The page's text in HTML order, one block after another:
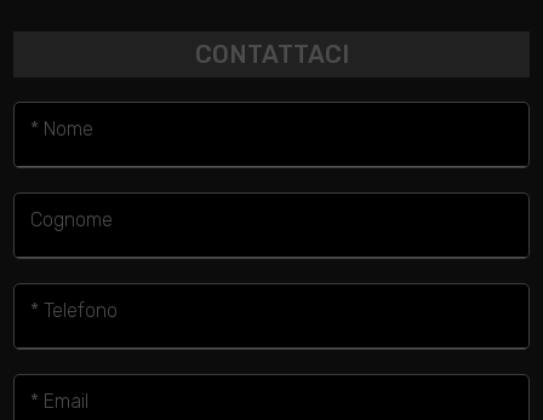
CONTATTACI
* Nome
Cognome
* Telefono
* Email